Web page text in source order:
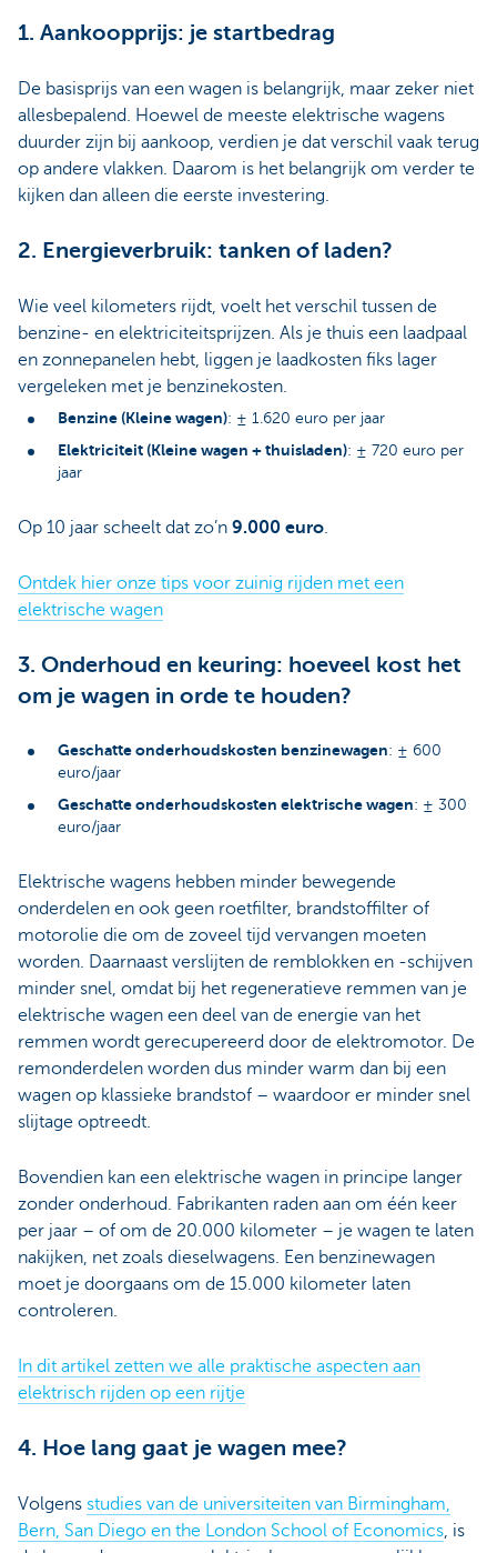
1. Aankoopprijs: je startbedrag
De basisprijs van een wagen is belangrijk, maar zeker niet
allesbepalend. Hoewel de meeste elektrische wagens
duurder zijn bij aankoop, verdien je dat verschil vaak terug
op andere vlakken. Daarom is het belangrijk om verder te
kijken dan alleen die eerste investering.
2. Energieverbruik: tanken of laden?
Wie veel kilometers rijdt, voelt het verschil tussen de
benzine- en elektriciteitsprijzen. Als je thuis een laadpaal
en zonnepanelen hebt, liggen je laadkosten fiks lager
vergeleken met je benzinekosten.
Benzine (Kleine wagen): ± 1.620 euro per jaar
Elektriciteit (Kleine wagen + thuisladen): ± 720 euro per
jaar
Op 10 jaar scheelt dat zo’n 9.000 euro.
Ontdek hier onze tips voor zuinig rijden met een
elektrische wagen
3. Onderhoud en keuring: hoeveel kost het
om je wagen in orde te houden?
Geschatte onderhoudskosten benzinewagen: ± 600
euro/jaar
Geschatte onderhoudskosten elektrische wagen: ± 300
euro/jaar
Elektrische wagens hebben minder bewegende
onderdelen en ook geen roetfilter, brandstoffilter of
motorolie die om de zoveel tijd vervangen moeten
worden. Daarnaast verslijten de remblokken en -schijven
minder snel, omdat bij het regeneratieve remmen van je
elektrische wagen een deel van de energie van het
remmen wordt gerecupereerd door de elektromotor. De
remonderdelen worden dus minder warm dan bij een
wagen op klassieke brandstof – waardoor er minder snel
slijtage optreedt.
Bovendien kan een elektrische wagen in principe langer
zonder onderhoud. Fabrikanten raden aan om één keer
per jaar – of om de 20.000 kilometer – je wagen te laten
nakijken, net zoals dieselwagens. Een benzinewagen
moet je doorgaans om de 15.000 kilometer laten
controleren.
In dit artikel zetten we alle praktische aspecten aan
elektrisch rijden op een rijtje
4. Hoe lang gaat je wagen mee?
Volgens studies van de universiteiten van Birmingham,
Bern, San Diego en the London School of Economics, is